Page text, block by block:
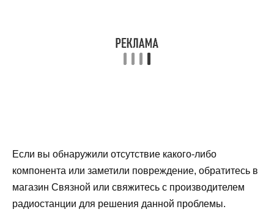
Если вы обнаружили отсутствие какого-либо
компонента или заметили повреждение, обратитесь в
магазин Связной или свяжитесь с производителем
радиостанции для решения данной проблемы.